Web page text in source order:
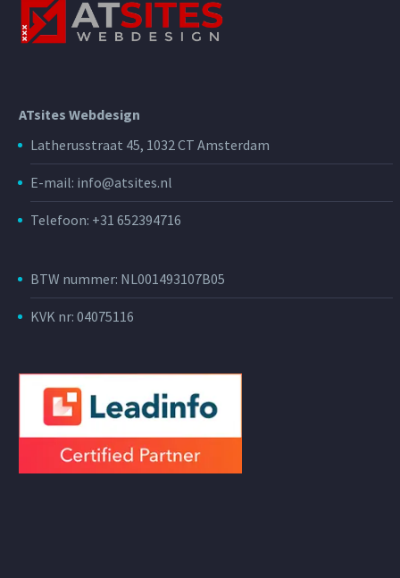
ATsites Webdesign
Latherusstraat 45, 1032 CT Amsterdam
E-mail: info@atsites.nl
Telefoon: +31 652394716
BTW nummer: NL001493107B05
KVK nr: 04075116